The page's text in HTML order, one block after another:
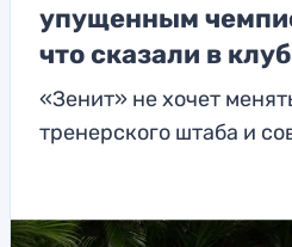
упущенным
что сказали в
«Зенит» не хочет
тренерского штаба и